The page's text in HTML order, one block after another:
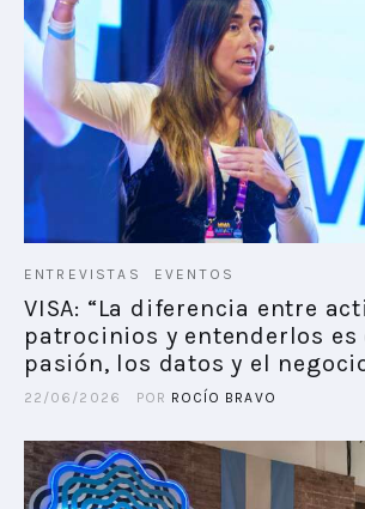
ENTREVISTAS EVENTOS
VISA: “La diferencia entre
patrocinios y entenderlos es
pasión, los datos y el
22/06/2026 POR ROCÍO BRAVO